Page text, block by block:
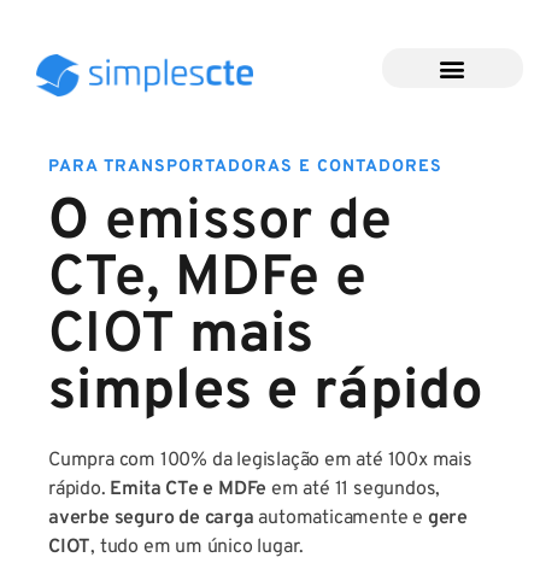
PARA TRANSPORTADORAS E CONTADORES
O emissor de
CTe, MDFe e
CIOT mais
simples e rápido
Cumpra com 100% da legislação em até 100x mais
rápido. Emita CTe e MDFe em até 11 segundos,
averbe seguro de carga automaticamente e gere
CIOT, tudo em um único lugar.